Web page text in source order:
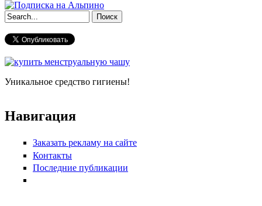
Форма поиска
Уникальное средство гигиены!
Навигация
Заказать рекламу на сайте
Контакты
Последние публикации